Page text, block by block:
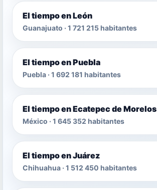
El tiempo en León
Guanajuato · 1 721 215 habitantes
El tiempo en Puebla
Puebla · 1 692 181 habitantes
El tiempo en Ecatepec de Morelos
México · 1 645 352 habitantes
El tiempo en Juárez
Chihuahua · 1 512 450 habitantes